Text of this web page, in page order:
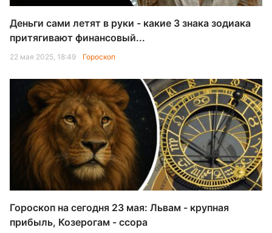
Деньги сами летят в руки - какие 3 знака зодиака
притягивают финансовый...
22 мая 2025, 18:49 Гороскоп
Гороскоп на сегодня 23 мая: Львам - крупная
прибыль, Козерогам - ссора